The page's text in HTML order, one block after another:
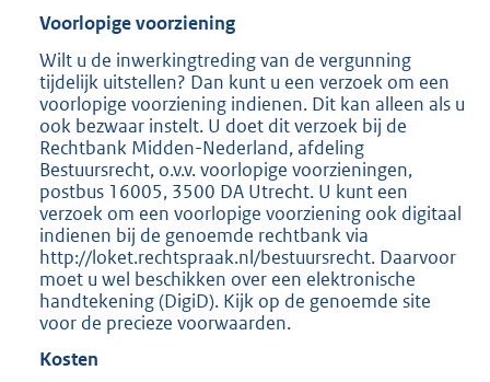
Voorlopige voorziening
Wilt u de inwerkingtreding van de vergunning
tijdelijk uitstellen? Dan kunt u een verzoek om een
voorlopige voorziening indienen. Dit kan alleen als u
ook bezwaar instelt. U doet dit verzoek bij de
Rechtbank Midden-Nederland, afdeling
Bestuursrecht, o.v.v. voorlopige voorzieningen,
postbus 16005, 3500 DA Utrecht. U kunt een
verzoek om een voorlopige voorziening ook digitaal
indienen bij de genoemde rechtbank via
http://loket.rechtspraak.nl/bestuursrecht. Daarvoor
moet u wel beschikken over een elektronische
handtekening (DigiD). Kijk op de genoemde site
voor de precieze voorwaarden.
Kosten